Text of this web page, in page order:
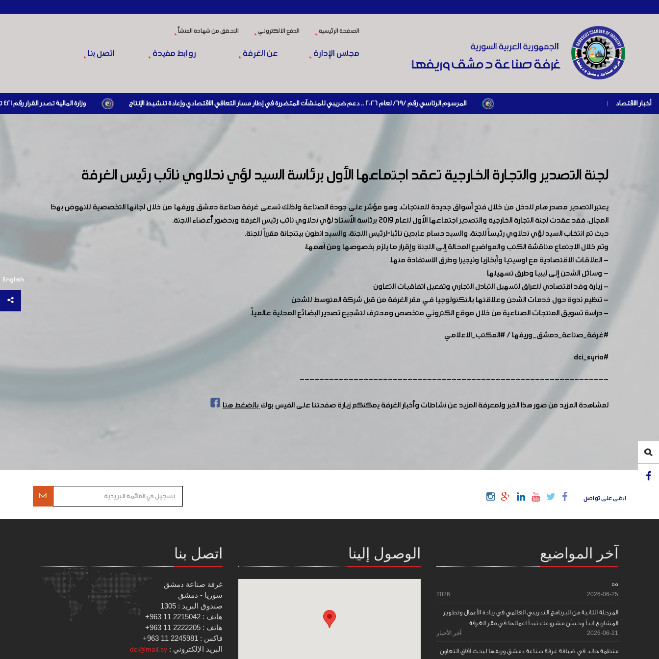
الصفحة الرئيسية الدفع الالكتروني التحقق من شهادة المنشأ
مجلس الإدارة عن الغرفة روابط مفيدة اتصل بنا
أخبار الاقتصاد | المرسوم الرئاسي رقم /69/ لعام 2026 .. دعم ضريبي للمنشآت المتضررة في إطار مسار التعافي الاقتصادي وإعادة تنشيط الإنتاج وزارة المالية تصدر القرار رقم 421 تاريخ 24/3/2026 المتضمن الزام المستوردين بإبراز براءة ذمة مالية سارية صادرة عن الهيئة العامة للضرائب والرسوم أو مديرياتها عند القيام بعمليات الاستيراد
English
لجنة التصدير والتجارة الخارجية تعقد اجتماعها الأول برئاسة السيد لؤي نحلاوي نائب رئيس الغرفة
يعتبر التصدير مصدر هام للدخل من خلال فتح أسواق جديدة للمنتجات، وهو مؤشر على جودة الصناعة ولذلك تسعى غرفة صناعة دمشق وريفها من خلال لجانها التخصصية للنهوض بهذا
المجال، فقد عقدت لجنة التجارة الخارجية والتصدير اجتماعها الأول للعام 2019 برئاسة الأستاذ لؤي نحلاوي نائب رئيس الغرفة وبحضور أعضاء اللجنة.
حيث تم انتخاب السيد لؤي نحلاوي رئيساً للجنة، والسيد حسام عابدين نائبا ً لرئيس اللجنة، والسيد انطون بيتنجانة مقرراً للجنة.
وتم خلال الاجتماع مناقشة الكتب والمواضيع المحالة إلى اللجنة وإقرار ما يلزم بخصوصها ومن أهمها:
- العلاقات الاقتصادية مع اوسيتيا وأبخازيا ونيجيرا وطرق الاستفادة منها.
- وسائل الشحن إلى ليبيا وطرق تسهيلها
- زيارة وفد اقتصادي للعراق لتسهيل التبادل التجاري وتفعيل اتفاقيات التعاون
- تنظيم ندوة حول خدمات الشحن وعلاقتها بالتكنولوجيا في مقر الغرفة من قبل شركة المتوسط للشحن
- دراسة تسويق المنتجات الصناعية من خلال موقع الكتروني متخصص ومحترف لتشجيع تصدير البضائع المحلية عالمياً.
#غرفة_صناعة_دمشق_وريفها/#المكتب_الاعلامي
#dci_syria
---------------------------------------------------------------
لمشاهدة المزيد من صور هذا الخبر ولمعرفة المزيد عن نشاطات وأخبار الغرفة يمكنكم زيارة صفحتنا على الفيس بوكبالضغط هنا
ابقى على تواصل
آخر المواضيع
55
2026-06-25
2026
المرحلة الثانية من البرنامج التدريبي العالمي في ريادة الأعمال وتطوير
المشاريع ابدأ وحسّن مشروعك تبدأ اعمالها في مقر الغرفة
2026-06-21 آخر الأخبار
منظمة هاند في ضيافة غرفة صناعة دمشق وريفها لبحث آفاق التعاون
الوصول إلينا اتصل بنا
غرفة صناعة دمشق
سوريا - دمشق
صندوق البريد : 1305
هاتف : 2215042 11 963+
هاتف : 2222205 11 963+
فاكس : 2245981 11 963+
البريد الإلكتروني : dci@mail.sy